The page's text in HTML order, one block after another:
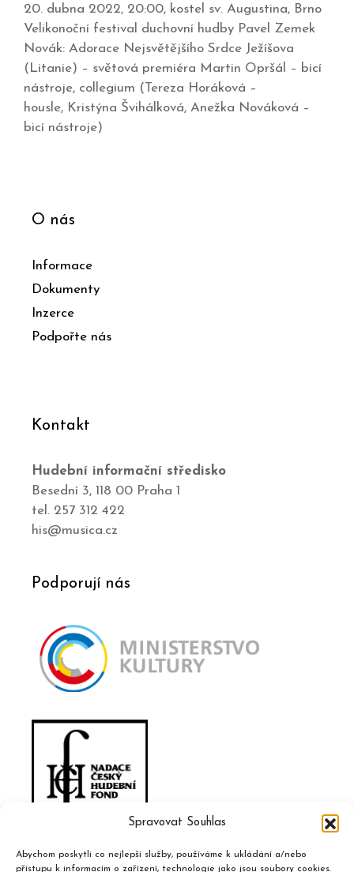
Spravovat Souhlas
Abychom poskytli co nejlepší služby, používáme k ukládání a/nebo
přístupu k informacím o zařízení, technologie jako jsou soubory cookies.
20. dubna 2022, 20:00, kostel sv. Augustina, Brno
Velikonoční festival duchovní hudby Pavel Zemek
Novák: Adorace Nejsvětějšího Srdce Ježíšova
(Litanie) – světová premiéra Martin Opršál – bicí
nástroje, collegium (Tereza Horáková –
housle, Kristýna Švihálková, Anežka Nováková –
bicí nástroje)
O nás
Informace
Dokumenty
Inzerce
Podpořte nás
Kontakt
Hudební informační středisko
Besední 3, 118 00 Praha 1
tel. 257 312 422
his@musica.cz
Podporují nás